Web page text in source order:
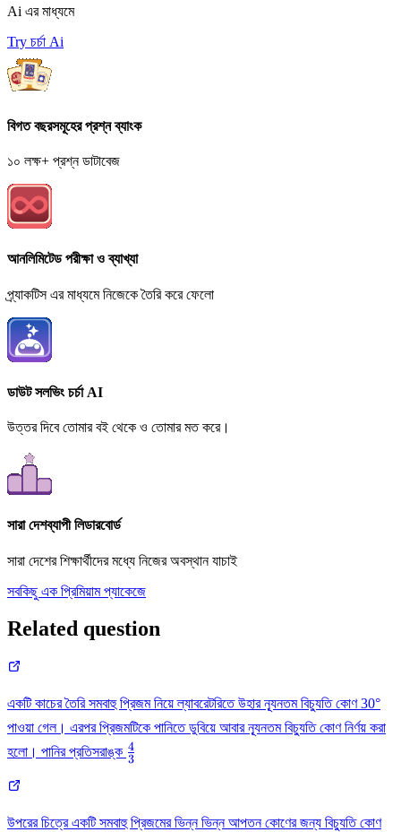
Ai এর মাধ্যমে
Try চর্চা Ai
বিগত বছরসমূহের প্রশ্ন ব্যাংক
১০ লক্ষ+ প্রশ্ন ডাটাবেজ
আনলিমিটেড পরীক্ষা ও ব্যাখ্যা
প্র্যাকটিস এর মাধ্যমে নিজেকে তৈরি করে ফেলো
ডাউট সলভিং চর্চা AI
উত্তর দিবে তোমার বই থেকে ও তোমার মত করে।
সারা দেশব্যাপী লিডারবোর্ড
সারা দেশের শিক্ষার্থীদের মধ্যে নিজের অবস্থান যাচাই
সবকিছু এক প্রিমিয়াম প্যাকেজে
Related question
একটি কাচের তৈরি সমবাহু প্রিজম নিয়ে ল্যাবরেটরিতে উহার ন্যূনতম বিচ্যুতি কোণ 30°
পাওয়া গেল। এরপর প্রিজমটিকে পানিতে ডুবিয়ে আবার ন্যূনতম বিচ্যুতি কোণ নির্ণয় করা
হলো। পানির প্রতিসরাঙ্ক \frac{4}
{3}
3
4
উপরের চিত্রে একটি সমবাহু প্রিজমের ভিন্ন ভিন্ন আপতন কোণের জন্য বিচ্যুতি কোণ